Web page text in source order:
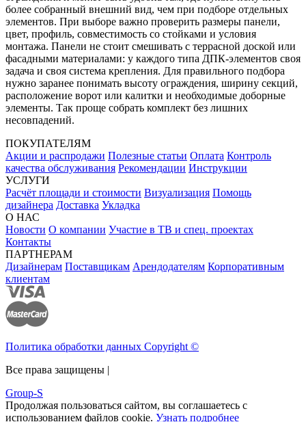
более собранный внешний вид, чем при подборе отдельных
элементов. При выборе важно проверить размеры панели,
цвет, профиль, совместимость со стойками и условия
монтажа. Панели не стоит смешивать с террасной доской или
фасадными материалами: у каждого типа ДПК-элементов своя
задача и своя система крепления. Для правильного подбора
нужно заранее понимать высоту ограждения, ширину секций,
расположение ворот или калитки и необходимые доборные
элементы. Так проще собрать комплект без лишних
несовпадений.
ПОКУПАТЕЛЯМ
Акции и распродажи Полезные статьи Оплата Контроль
качества обслуживания Рекомендации Инструкции
УСЛУГИ
Расчёт площади и стоимости Визуализация Помощь
дизайнера Доставка Укладка
О НАС
Новости О компании Участие в ТВ и спец. проектах
Контакты
ПАРТНЕРАМ
Дизайнерам Поставщикам Арендодателям Корпоративным
клиентам
Политика обработки данных Copyright ©
Все права защищены |
Group-S
Продолжая пользоваться сайтом, вы соглашаетесь с
использованием файлов cookie. Узнать подробнее